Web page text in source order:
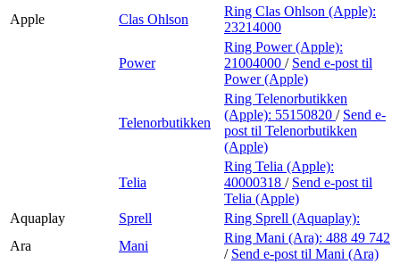
Apple
Clas Ohlson
Ring Clas Ohlson (Apple):
23214000
Power
Ring Power (Apple):
21004000 / Send e-post til
Power (Apple)
Telenorbutikken
Ring Telenorbutikken
(Apple): 55150820 / Send e-
post til Telenorbutikken
(Apple)
Telia
Ring Telia (Apple):
40000318 / Send e-post til
Telia (Apple)
Aquaplay
Sprell
Ring Sprell (Aquaplay):
Ara
Mani
Ring Mani (Ara): 488 49 742
/ Send e-post til Mani (Ara)